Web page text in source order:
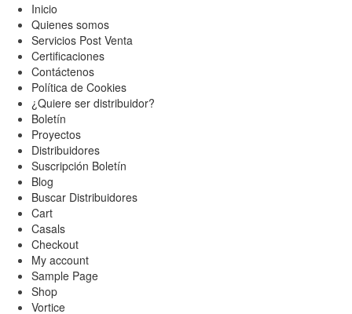
Inicio
Quienes somos
Servicios Post Venta
Certificaciones
Contáctenos
Política de Cookies
¿Quiere ser distribuidor?
Boletín
Proyectos
Distribuidores
Suscripción Boletín
Blog
Buscar Distribuidores
Cart
Casals
Checkout
My account
Sample Page
Shop
Vortice